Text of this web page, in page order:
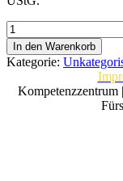
LAP
Vorbereitung
für
Tischlereitechnik
EDV
Programme
In den Warenkorb
Kategorie:
Kompetenzzentrum